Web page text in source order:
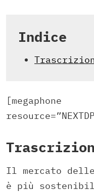
Indice
[megaphone
Il mercato
è più